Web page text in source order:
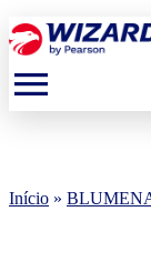
menu
Início »